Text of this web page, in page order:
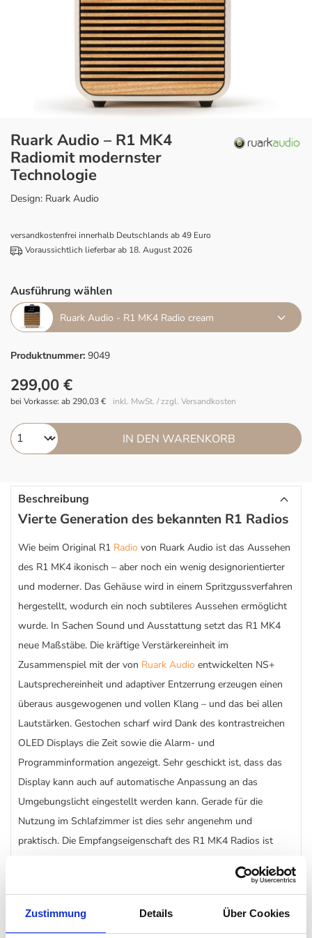
Zustimmung Details Über Cookies
Ruark Audio – R1 MK4
Radiomit modernster
Technologie
Design: Ruark Audio
versandkostenfrei innerhalb Deutschlands ab 49 Euro
Voraussichtlich lieferbar ab 18. August 2026
Ausführung wählen
Ruark Audio - R1 MK4 Radio cream
Produktnummer: 9049
299,00 €
inkl. MwSt. / zzgl. Versandkosten
bei Vorkasse: ab 290,03 €
IN DEN WARENKORB
Beschreibung
Vierte Generation des bekannten R1 Radios
Wie beim Original R1 Radio von Ruark Audio ist das Aussehen
des R1 MK4 ikonisch – aber noch ein wenig designorientierter
und moderner. Das Gehäuse wird in einem Spritzgussverfahren
hergestellt, wodurch ein noch subtileres Aussehen ermöglicht
wurde. In Sachen Sound und Ausstattung setzt das R1 MK4
neue Maßstäbe. Die kräftige Verstärkereinheit im
Zusammenspiel mit der von Ruark Audio entwickelten NS+
Lautsprechereinheit und adaptiver Entzerrung erzeugen einen
überaus ausgewogenen und vollen Klang – und das bei allen
Lautstärken. Gestochen scharf wird Dank des kontrastreichen
OLED Displays die Zeit sowie die Alarm- und
Programminformation angezeigt. Sehr geschickt ist, dass das
Display kann auch auf automatische Anpassung an das
Umgebungslicht eingestellt werden kann. Gerade für die
Nutzung im Schlafzimmer ist dies sehr angenehm und
praktisch. Die Empfangseigenschaft des R1 MK4 Radios ist
ausgezeichnet. Problemloses und schnelles Koppeln mit Ihrem
Smartphone wird durch den hochwertigen Bluetooth-
Empfänger ermöglicht. Streamen Ihrer Lieblingsmusik steht